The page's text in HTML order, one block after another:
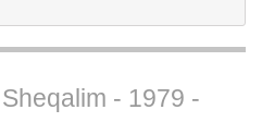
- 1979 -